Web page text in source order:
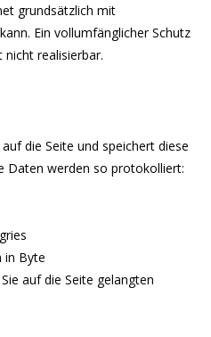
grundsätzlich mit
Ein vollumfänglicher Schutz
nicht realisierbar.
die Seite und speichert diese
Daten werden so protokolliert:
in Byte
auf die Seite gelangten